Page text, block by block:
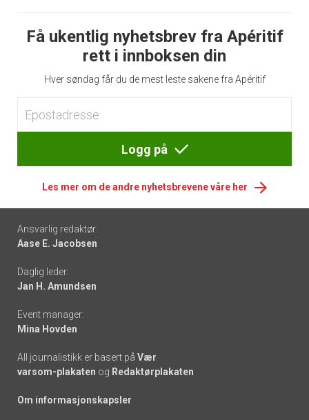
Få ukentlig nyhetsbrev fra Apéritif
rett i innboksen din
Hver søndag får du de mest leste sakene fra Apéritif
Logg på
Les mer om de andre nyhetsbrevene våre her
Footer
-
links
Ansvarlig redaktør:
Aase E. Jacobsen
Daglig leder:
Jan H. Amundsen
Event manager:
Mina Hovden
All journalistikk er basert på Vær
varsom-plakaten og Redaktørplakaten
Om informasjonskapsler